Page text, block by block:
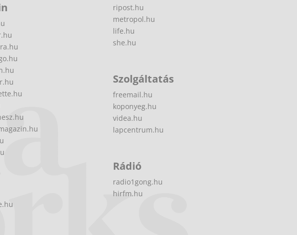
ripost.hu
metropol.hu
life.hu
she.hu
Szolgáltatás
freemail.hu
koponyeg.hu
videa.hu
lapcentrum.hu
Rádió
radio1gong.hu
hirfm.hu